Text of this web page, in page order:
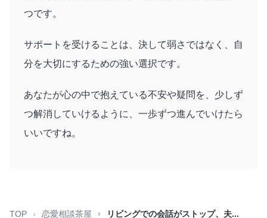
つです。
サポートを受けることは、決して弱さではなく、自
分を大切にするための強い選択です。
あなたが心の中で抱えている不安や疑問を、少しず
つ解消していけるように、一歩ずつ進んでいけたら
いいですね。
TOP 恋愛相談茶屋 リビングでの会話がストップ、夫...